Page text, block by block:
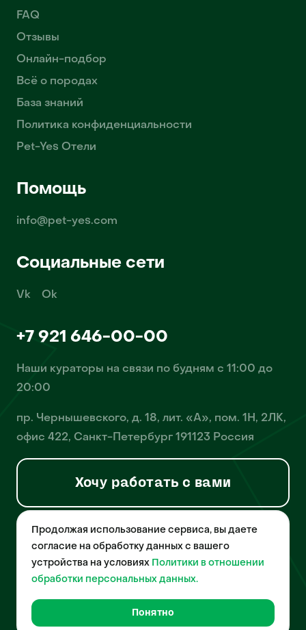
FAQ
Отзывы
Онлайн-подбор
Всё о породах
База знаний
Политика конфиденциальности
Pet-Yes Отели
Помощь
info@pet-yes.com
Социальные сети
Vk Ok
+7 921 646-00-00
Наши кураторы на связи по будням с 11:00 до
20:00
пр. Чернышевского, д. 18, лит. «А», пом. 1Н, 2ЛК,
офис 422, Санкт-Петербург 191123 Россия
Хочу работать с вами
© 2026 Pet-Yes. ООО «Биржа домашних животных «Пет-Ес»
осуществляет деятельность в области информационных
технологий, деятельность по разработке и эксплуатации
собственного программного обеспечения, деятельность
порталов в информационно-коммуникационной сети Интернет и
домашних животных», свидетельство о регистрации
№2021612018 от 10 февраля 2021 года.
Продолжая использование сервиса, вы даете
согласие на обработку данных с вашего
устройства на условиях Политики в отношении
обработки персональных данных.
Понятно